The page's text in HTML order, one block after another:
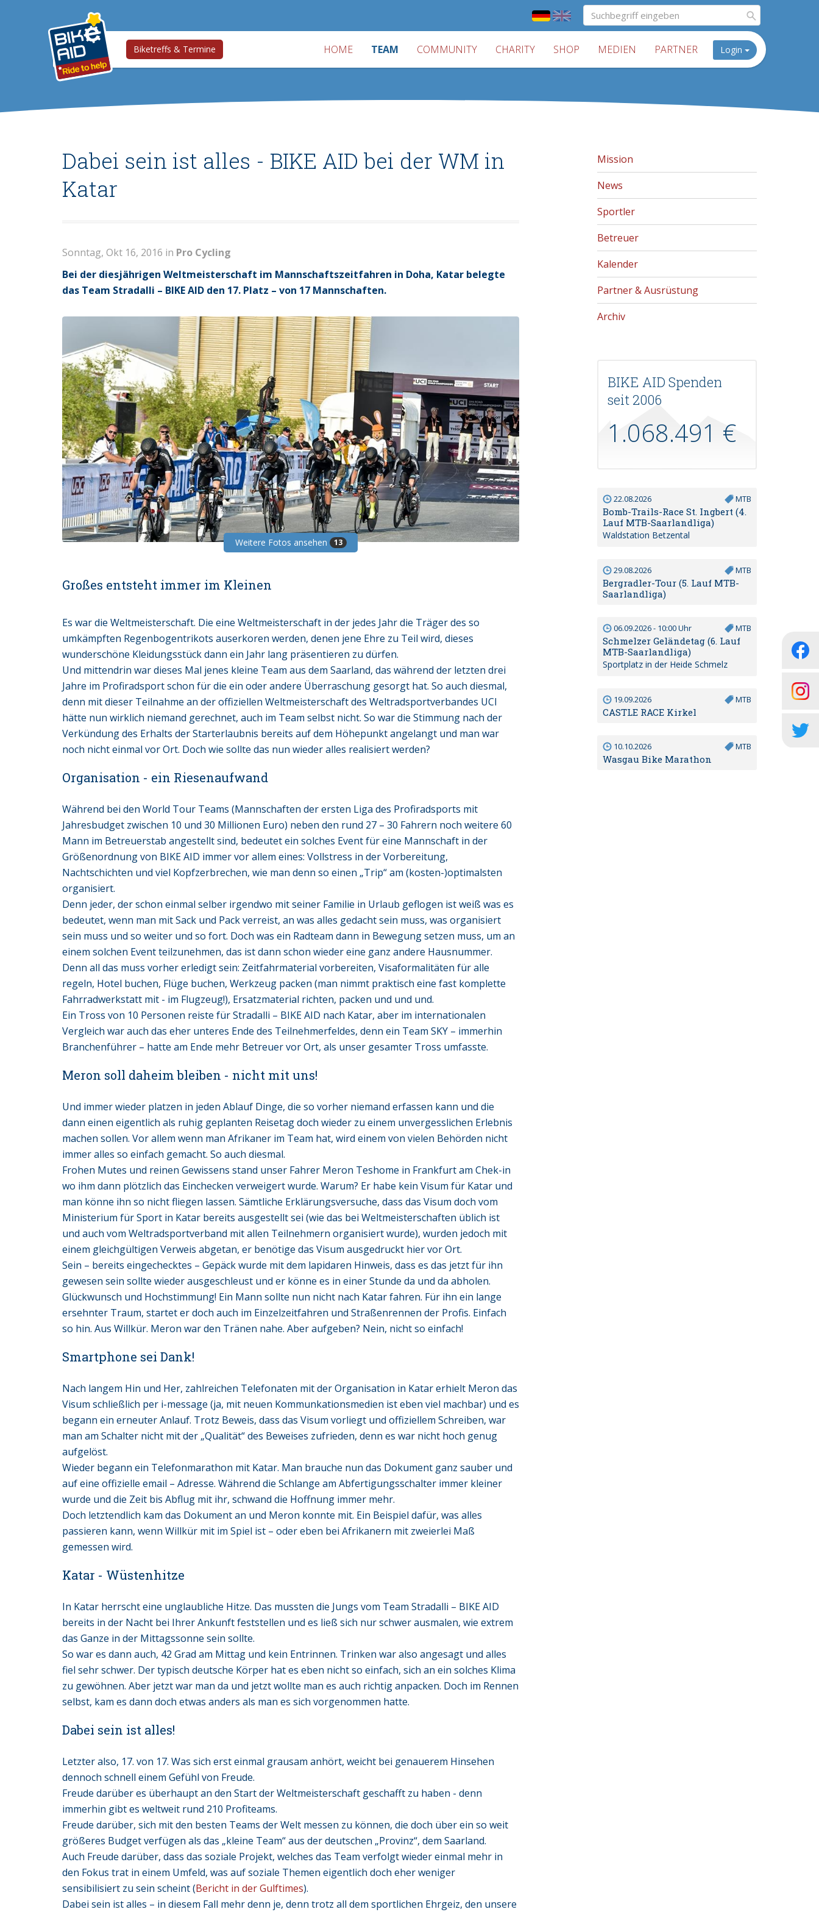
Biketreffs & Termine HOME TEAM COMMUNITY CHARITY SHOP MEDIEN PARTNER Login
Dabei sein ist alles - BIKE AID bei der WM in
Katar
Sonntag, Okt 16, 2016 in Pro Cycling
Bei der diesjährigen Weltmeisterschaft im Mannschaftszeitfahren in Doha, Katar belegte
das Team Stradalli – BIKE AID den 17. Platz – von 17 Mannschaften.
Weitere Fotos ansehen 13
Großes entsteht immer im Kleinen
Es war die Weltmeisterschaft. Die eine Weltmeisterschaft in der jedes Jahr die Träger des so
umkämpften Regenbogentrikots auserkoren werden, denen jene Ehre zu Teil wird, dieses
wunderschöne Kleidungsstück dann ein Jahr lang präsentieren zu dürfen.
Und mittendrin war dieses Mal jenes kleine Team aus dem Saarland, das während der letzten drei
Jahre im Profiradsport schon für die ein oder andere Überraschung gesorgt hat. So auch diesmal,
denn mit dieser Teilnahme an der offiziellen Weltmeisterschaft des Weltradsportverbandes UCI
hätte nun wirklich niemand gerechnet, auch im Team selbst nicht. So war die Stimmung nach der
Verkündung des Erhalts der Starterlaubnis bereits auf dem Höhepunkt angelangt und man war
noch nicht einmal vor Ort. Doch wie sollte das nun wieder alles realisiert werden?
Organisation - ein Riesenaufwand
Während bei den World Tour Teams (Mannschaften der ersten Liga des Profiradsports mit
Jahresbudget zwischen 10 und 30 Millionen Euro) neben den rund 27 – 30 Fahrern noch weitere 60
Mann im Betreuerstab angestellt sind, bedeutet ein solches Event für eine Mannschaft in der
Größenordnung von BIKE AID immer vor allem eines: Vollstress in der Vorbereitung,
Nachtschichten und viel Kopfzerbrechen, wie man denn so einen „Trip“ am (kosten-)optimalsten
organisiert.
Denn jeder, der schon einmal selber irgendwo mit seiner Familie in Urlaub geflogen ist weiß was es
bedeutet, wenn man mit Sack und Pack verreist, an was alles gedacht sein muss, was organisiert
sein muss und so weiter und so fort. Doch was ein Radteam dann in Bewegung setzen muss, um an
einem solchen Event teilzunehmen, das ist dann schon wieder eine ganz andere Hausnummer.
Denn all das muss vorher erledigt sein: Zeitfahrmaterial vorbereiten, Visaformalitäten für alle
regeln, Hotel buchen, Flüge buchen, Werkzeug packen (man nimmt praktisch eine fast komplette
Fahrradwerkstatt mit - im Flugzeug!), Ersatzmaterial richten, packen und und und.
Ein Tross von 10 Personen reiste für Stradalli – BIKE AID nach Katar, aber im internationalen
Vergleich war auch das eher unteres Ende des Teilnehmerfeldes, denn ein Team SKY – immerhin
Branchenführer – hatte am Ende mehr Betreuer vor Ort, als unser gesamter Tross umfasste.
Meron soll daheim bleiben - nicht mit uns!
Und immer wieder platzen in jeden Ablauf Dinge, die so vorher niemand erfassen kann und die
dann einen eigentlich als ruhig geplanten Reisetag doch wieder zu einem unvergesslichen Erlebnis
machen sollen. Vor allem wenn man Afrikaner im Team hat, wird einem von vielen Behörden nicht
immer alles so einfach gemacht. So auch diesmal.
Frohen Mutes und reinen Gewissens stand unser Fahrer Meron Teshome in Frankfurt am Chek-in
wo ihm dann plötzlich das Einchecken verweigert wurde. Warum? Er habe kein Visum für Katar und
man könne ihn so nicht fliegen lassen. Sämtliche Erklärungsversuche, dass das Visum doch vom
Ministerium für Sport in Katar bereits ausgestellt sei (wie das bei Weltmeisterschaften üblich ist
und auch vom Weltradsportverband mit allen Teilnehmern organisiert wurde), wurden jedoch mit
einem gleichgültigen Verweis abgetan, er benötige das Visum ausgedruckt hier vor Ort.
Sein – bereits eingechecktes – Gepäck wurde mit dem lapidaren Hinweis, dass es das jetzt für ihn
gewesen sein sollte wieder ausgeschleust und er könne es in einer Stunde da und da abholen.
Glückwunsch und Hochstimmung! Ein Mann sollte nun nicht nach Katar fahren. Für ihn ein lange
ersehnter Traum, startet er doch auch im Einzelzeitfahren und Straßenrennen der Profis. Einfach
so hin. Aus Willkür. Meron war den Tränen nahe. Aber aufgeben? Nein, nicht so einfach!
Smartphone sei Dank!
Nach langem Hin und Her, zahlreichen Telefonaten mit der Organisation in Katar erhielt Meron das
Visum schließlich per i-message (ja, mit neuen Kommunkationsmedien ist eben viel machbar) und es
begann ein erneuter Anlauf. Trotz Beweis, dass das Visum vorliegt und offiziellem Schreiben, war
man am Schalter nicht mit der „Qualität“ des Beweises zufrieden, denn es war nicht hoch genug
aufgelöst.
Wieder begann ein Telefonmarathon mit Katar. Man brauche nun das Dokument ganz sauber und
auf eine offizielle email – Adresse. Während die Schlange am Abfertigungsschalter immer kleiner
wurde und die Zeit bis Abflug mit ihr, schwand die Hoffnung immer mehr.
Doch letztendlich kam das Dokument an und Meron konnte mit. Ein Beispiel dafür, was alles
passieren kann, wenn Willkür mit im Spiel ist – oder eben bei Afrikanern mit zweierlei Maß
gemessen wird.
Katar - Wüstenhitze
In Katar herrscht eine unglaubliche Hitze. Das mussten die Jungs vom Team Stradalli – BIKE AID
bereits in der Nacht bei Ihrer Ankunft feststellen und es ließ sich nur schwer ausmalen, wie extrem
das Ganze in der Mittagssonne sein sollte.
So war es dann auch, 42 Grad am Mittag und kein Entrinnen. Trinken war also angesagt und alles
fiel sehr schwer. Der typisch deutsche Körper hat es eben nicht so einfach, sich an ein solches Klima
zu gewöhnen. Aber jetzt war man da und jetzt wollte man es auch richtig anpacken. Doch im Rennen
selbst, kam es dann doch etwas anders als man es sich vorgenommen hatte.
Dabei sein ist alles!
Letzter also, 17. von 17. Was sich erst einmal grausam anhört, weicht bei genauerem Hinsehen
dennoch schnell einem Gefühl von Freude.
Freude darüber es überhaupt an den Start der Weltmeisterschaft geschafft zu haben - denn
immerhin gibt es weltweit rund 210 Profiteams.
Freude darüber, sich mit den besten Teams der Welt messen zu können, die doch über ein so weit
größeres Budget verfügen als das „kleine Team“ aus der deutschen „Provinz“, dem Saarland.
Auch Freude darüber, dass das soziale Projekt, welches das Team verfolgt wieder einmal mehr in
den Fokus trat in einem Umfeld, was auf soziale Themen eigentlich doch eher weniger
sensibilisiert zu sein scheint (Bericht in der Gulftimes).
Dabei sein ist alles – in diesem Fall mehr denn je, denn trotz all dem sportlichen Ehrgeiz, den unsere
Mission
News
Sportler
Betreuer
Kalender
Partner & Ausrüstung
Archiv
BIKE AID Spenden
seit 2006
1.068.491 €
22.08.2026 MTB
Bomb-Trails-Race St. Ingbert (4.
Lauf MTB-Saarlandliga)
Waldstation Betzental
29.08.2026 MTB
Bergradler-Tour (5. Lauf MTB-
Saarlandliga)
06.09.2026 - 10:00 Uhr MTB
Schmelzer Geländetag (6. Lauf
MTB-Saarlandliga)
Sportplatz in der Heide Schmelz
19.09.2026 MTB
CASTLE RACE Kirkel
10.10.2026 MTB
Wasgau Bike Marathon